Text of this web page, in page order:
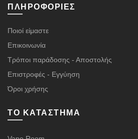
ΠΛΗΡΟΦΟΡΊΕΣ
Ποιοί είμαστε
Επικοινωνία
Τρόποι παράδοσης - Αποστολής
Επιστροφές - Εγγύηση
Όροι χρήσης
ΤΟ ΚΑΤΆΣΤΗΜΑ